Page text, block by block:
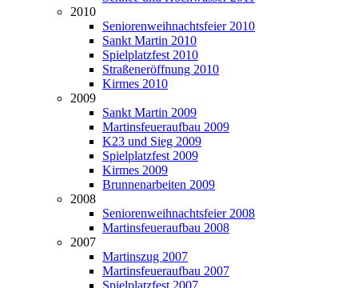
2010
Seniorenweihnachtsfeier 2010
Sankt Martin 2010
Spielplatzfest 2010
Straßeneröffnung 2010
Kirmes 2010
2009
Sankt Martin 2009
Martinsfeueraufbau 2009
K23 und Sieg 2009
Spielplatzfest 2009
Kirmes 2009
Brunnenarbeiten 2009
2008
Seniorenweihnachtsfeier 2008
Martinsfeueraufbau 2008
2007
Martinszug 2007
Martinsfeueraufbau 2007
Spielplatzfest 2007